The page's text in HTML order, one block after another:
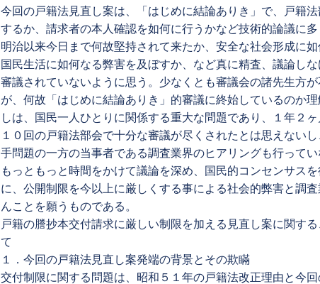
今回の戸籍法見直し案は、「はじめに結論ありき」で、戸籍
するか、請求者の本人確認を如何に行うかなど技術的論議に
明治以来今日まで何故堅持されて来たか、安全な社会形成に
国民生活に如何なる弊害を及ぼすか、など真に精査、議論し
審議されていないように思う。少なくとも審議会の諸先生方
が、何故「はじめに結論ありき」的審議に終始しているのか
しは、国民一人ひとりに関係する重大な問題であり、１年２
１０回の戸籍法部会で十分な審議が尽くされたとは思えない
手問題の一方の当事者である調査業界のヒアリングも行ってい
もっともっと時間をかけて議論を深め、国民的コンセンサス
に、公開制限を今以上に厳しくする事による社会的弊害と調
んことを願うものである。
戸籍の謄抄本交付請求に厳しい制限を加える見直し案に関す
て
１．今回の戸籍法見直し案発端の背景とその欺瞞
交付制限に関する問題は、昭和５１年の戸籍法改正理由と今